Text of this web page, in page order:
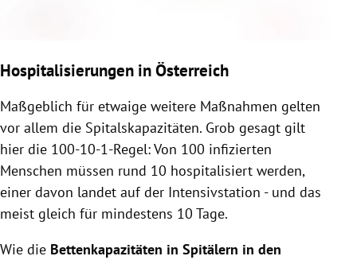
Hospitalisierungen in Österreich
Maßgeblich für etwaige weitere Maßnahmen gelten
vor allem die Spitalskapazitäten. Grob gesagt gilt
hier die 100-10-1-Regel: Von 100 infizierten
Menschen müssen rund 10 hospitalisiert werden,
einer davon landet auf der Intensivstation - und das
meist gleich für mindestens 10 Tage.
Wie die Bettenkapazitäten in Spitälern in den